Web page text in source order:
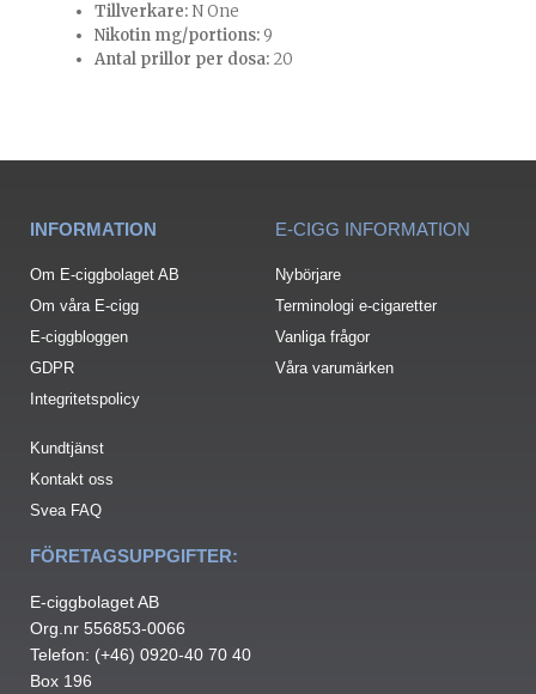
Tillverkare: N One
Nikotin mg/portions: 9
Antal prillor per dosa: 20
INFORMATION
Om E-ciggbolaget AB
Om våra E-cigg
E-ciggbloggen
GDPR
Integritetspolicy
Kundtjänst
Kontakt oss
Svea FAQ
E-CIGG INFORMATION
Nybörjare
Terminologi e-cigaretter
Vanliga frågor
Våra varumärken
FÖRETAGSUPPGIFTER:
E-ciggbolaget AB
Org.nr 556853-0066
Telefon: (+46) 0920-40 70 40
Box 196